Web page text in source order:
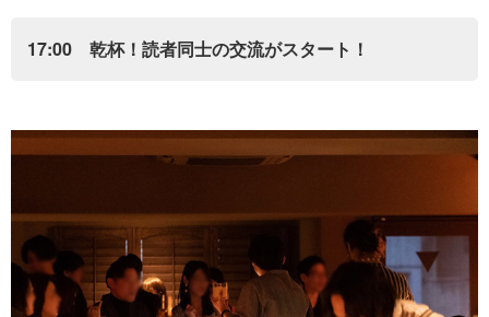
17:00 乾杯！読者同士の交流がスタート！